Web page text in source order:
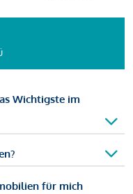
Wichtigste im
für mich